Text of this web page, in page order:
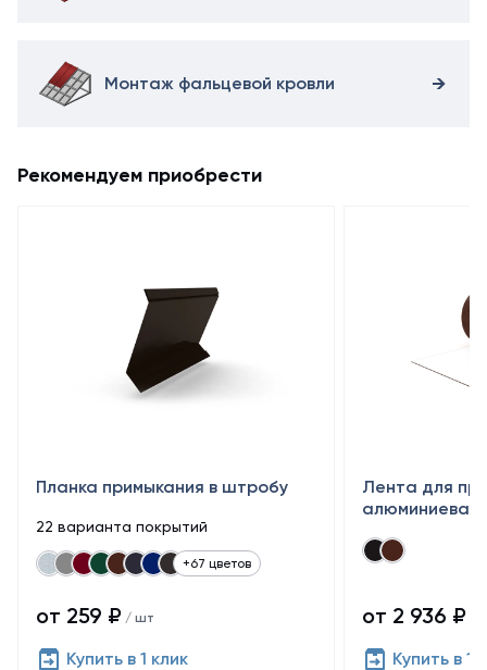
Монтаж фальцевой кровли
Рекомендуем приобрести
Планка примыкания в штробу
22 варианта покрытий
+67 цветов
от 259 ₽ / шт
Купить в 1 клик
Лента для
алюминиевая
от 2 936 ₽
Купить в 1